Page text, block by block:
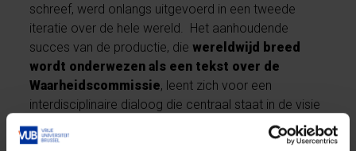
schreef, werd onlangs uitgevoerd in een tweede
iteratie over de hele wereld. Het aanhoudende
succes van de productie, diewereldwijd breed
wordt onderwezen als een tekst over de
Waarheidscommissie, leent zich voor een
interdisciplinaire dialoog die centraal staat in de visie
van de University of the Western Cape (UWC) om een
postapartheidsuniversiteit op te bouwen diede